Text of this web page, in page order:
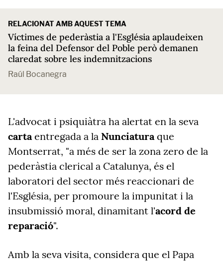
RELACIONAT AMB AQUEST TEMA
Víctimes de pederàstia a l'Església aplaudeixen
la feina del Defensor del Poble però demanen
claredat sobre les indemnitzacions
Raúl Bocanegra
L'advocat i psiquiàtra ha alertat en la seva
cartaentregada a la Nunciaturaque
Montserrat, "a més de ser la zona zero de la
pederàstia clerical a Catalunya, és el
laboratori del sector més reaccionari de
l'Església, per promoure la impunitat i la
insubmissió moral, dinamitant l'acord de
reparació".
Amb la seva visita, considera que el Papa